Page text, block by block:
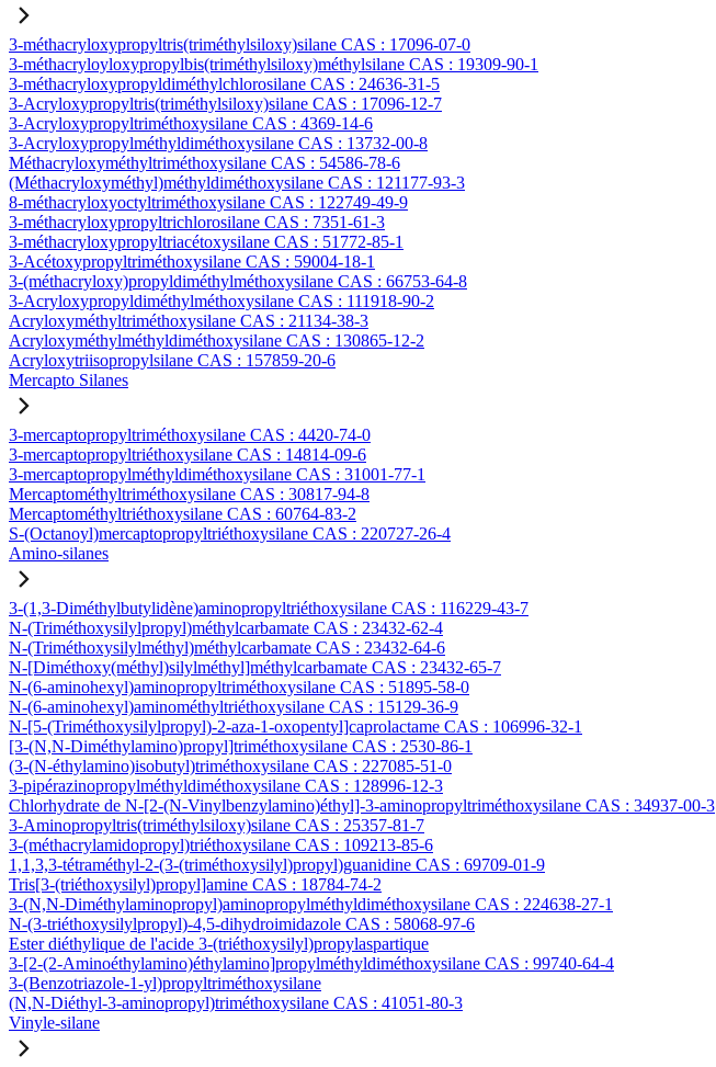
3-méthacryloxypropyltris(triméthylsiloxy)silane CAS : 17096-07-0
3-méthacryloyloxypropylbis(triméthylsiloxy)méthylsilane CAS : 19309-90-1
3-méthacryloxypropyldiméthylchlorosilane CAS : 24636-31-5
3-Acryloxypropyltris(triméthylsiloxy)silane CAS : 17096-12-7
3-Acryloxypropyltriméthoxysilane CAS : 4369-14-6
3-Acryloxypropylméthyldiméthoxysilane CAS : 13732-00-8
Méthacryloxyméthyltriméthoxysilane CAS : 54586-78-6
(Méthacryloxyméthyl)méthyldiméthoxysilane CAS : 121177-93-3
8-méthacryloxyoctyltriméthoxysilane CAS : 122749-49-9
3-méthacryloxypropyltrichlorosilane CAS : 7351-61-3
3-méthacryloxypropyltriacétoxysilane CAS : 51772-85-1
3-Acétoxypropyltriméthoxysilane CAS : 59004-18-1
3-(méthacryloxy)propyldiméthylméthoxysilane CAS : 66753-64-8
3-Acryloxypropyldiméthylméthoxysilane CAS : 111918-90-2
Acryloxyméthyltriméthoxysilane CAS : 21134-38-3
Acryloxyméthylméthyldiméthoxysilane CAS : 130865-12-2
Acryloxytriisopropylsilane CAS : 157859-20-6
Mercapto Silanes
3-mercaptopropyltriméthoxysilane CAS : 4420-74-0
3-mercaptopropyltriéthoxysilane CAS : 14814-09-6
3-mercaptopropylméthyldiméthoxysilane CAS : 31001-77-1
Mercaptométhyltriméthoxysilane CAS : 30817-94-8
Mercaptométhyltriéthoxysilane CAS : 60764-83-2
S-(Octanoyl)mercaptopropyltriéthoxysilane CAS : 220727-26-4
Amino-silanes
3-(1,3-Diméthylbutylidène)aminopropyltriéthoxysilane CAS : 116229-43-7
N-(Triméthoxysilylpropyl)méthylcarbamate CAS : 23432-62-4
N-(Triméthoxysilylméthyl)méthylcarbamate CAS : 23432-64-6
N-[Diméthoxy(méthyl)silylméthyl]méthylcarbamate CAS : 23432-65-7
N-(6-aminohexyl)aminopropyltriméthoxysilane CAS : 51895-58-0
N-(6-aminohexyl)aminométhyltriéthoxysilane CAS : 15129-36-9
N-[5-(Triméthoxysilylpropyl)-2-aza-1-oxopentyl]caprolactame CAS : 106996-32-1
[3-(N,N-Diméthylamino)propyl]triméthoxysilane CAS : 2530-86-1
(3-(N-éthylamino)isobutyl)triméthoxysilane CAS : 227085-51-0
3-pipérazinopropylméthyldiméthoxysilane CAS : 128996-12-3
Chlorhydrate de N-[2-(N-Vinylbenzylamino)éthyl]-3-aminopropyltriméthoxysilane CAS : 34937-00-3
3-Aminopropyltris(triméthylsiloxy)silane CAS : 25357-81-7
3-(méthacrylamidopropyl)triéthoxysilane CAS : 109213-85-6
1,1,3,3-tétraméthyl-2-(3-(triméthoxysilyl)propyl)guanidine CAS : 69709-01-9
Tris[3-(triéthoxysilyl)propyl]amine CAS : 18784-74-2
3-(N,N-Diméthylaminopropyl)aminopropylméthyldiméthoxysilane CAS : 224638-27-1
N-(3-triéthoxysilylpropyl)-4,5-dihydroimidazole CAS : 58068-97-6
Ester diéthylique de l'acide 3-(triéthoxysilyl)propylaspartique
3-[2-(2-Aminoéthylamino)éthylamino]propylméthyldiméthoxysilane CAS : 99740-64-4
3-(Benzotriazole-1-yl)propyltriméthoxysilane
(N,N-Diéthyl-3-aminopropyl)triméthoxysilane CAS : 41051-80-3
Vinyle-silane